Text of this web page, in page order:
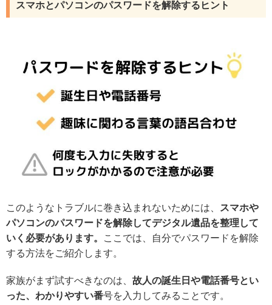
スマホとパソコンのパスワードを解除するヒント
このようなトラブルに巻き込まれないためには、
スマホや
パソコンのパスワードを解除してデジタル遺品を整理して
いく必要があります。
ここでは、自分でパスワードを解除
する方法をご紹介します。
家族がまず試すべきなのは、 故人の誕生日や電話番号とい
った、わかりやすい番号を入力してみることです。